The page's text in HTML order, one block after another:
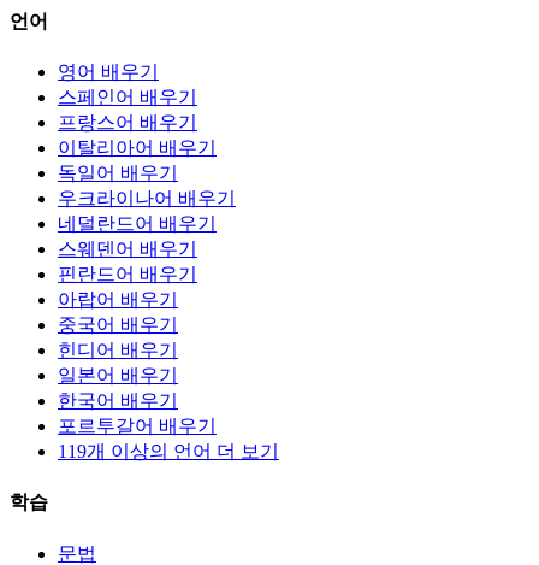
언어
영어 배우기
스페인어 배우기
프랑스어 배우기
이탈리아어 배우기
독일어 배우기
우크라이나어 배우기
네덜란드어 배우기
스웨덴어 배우기
핀란드어 배우기
아랍어 배우기
중국어 배우기
힌디어 배우기
일본어 배우기
한국어 배우기
포르투갈어 배우기
119개 이상의 언어 더 보기
학습
문법